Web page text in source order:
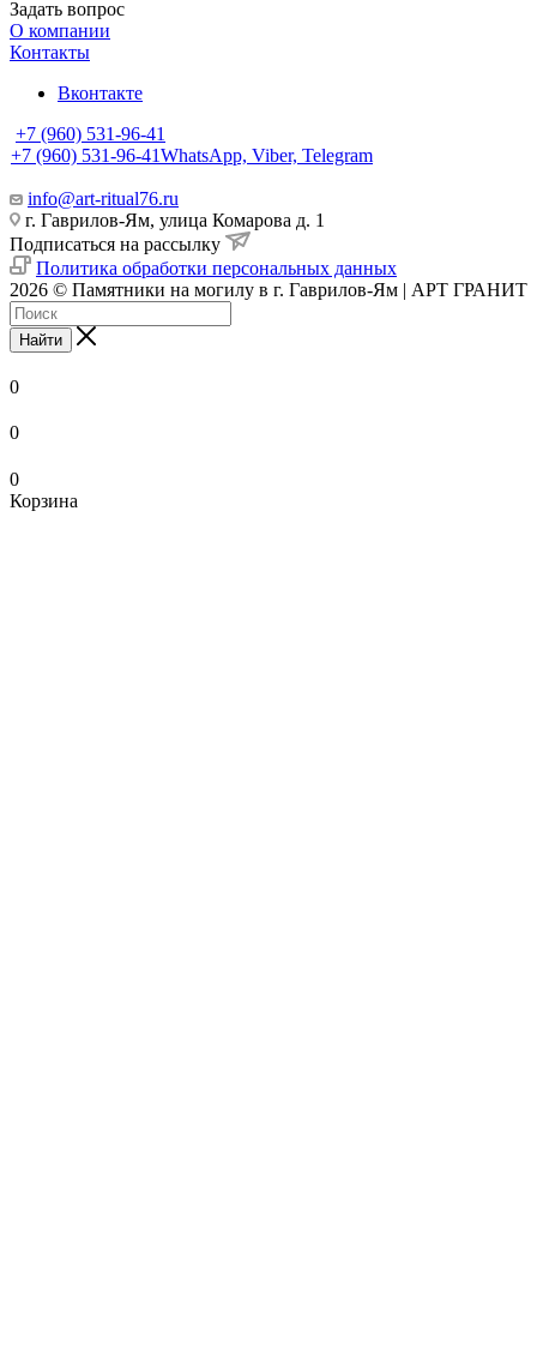
Задать вопрос
О компании
Контакты
Вконтакте
+7 (960) 531-96-41
+7 (960) 531-96-41WhatsApp, Viber, Telegram
info@art-ritual76.ru
г. Гаврилов-Ям, улица Комарова д. 1
Подписаться на рассылку
Политика обработки персональных данных
2026 © Памятники на могилу в г. Гаврилов-Ям | АРТ ГРАНИТ
Найти
0
0
0
Корзина